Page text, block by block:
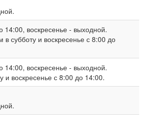
14:00, воскресенье - выходной.
субботу и воскресенье с 8:00 до
14:00, воскресенье - выходной.
воскресенье с 8:00 до 14:00.